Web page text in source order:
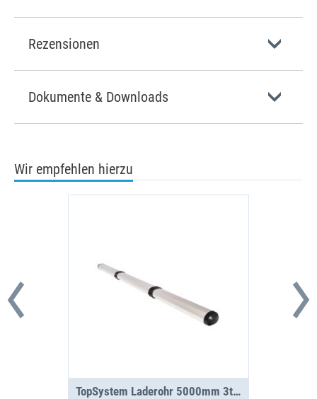
Rezensionen
Dokumente & Downloads
Wir empfehlen hierzu
TopSystem Laderohr 5000mm 3teilig